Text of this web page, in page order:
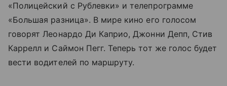
«Полицейский с Рублевки» и телепрограмме
«Большая разница». В мире кино его голосом
говорят Леонардо Ди Каприо, Джонни Депп, Стив
Каррелл и Саймон Пегг. Теперь тот же голос будет
вести водителей по маршруту.